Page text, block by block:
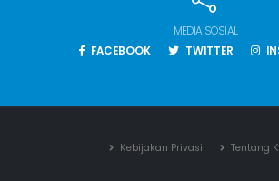
MEDIA SOSIAL
FACEBOOK
TWITTER
Kebijakan Privasi Tentang